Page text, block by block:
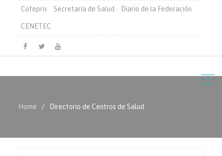
Cofepris Secretaría de Salud Diario de la Federación
CENETEC
Facebook
TwitterYoutube
Home Directorio de Centros de Salud